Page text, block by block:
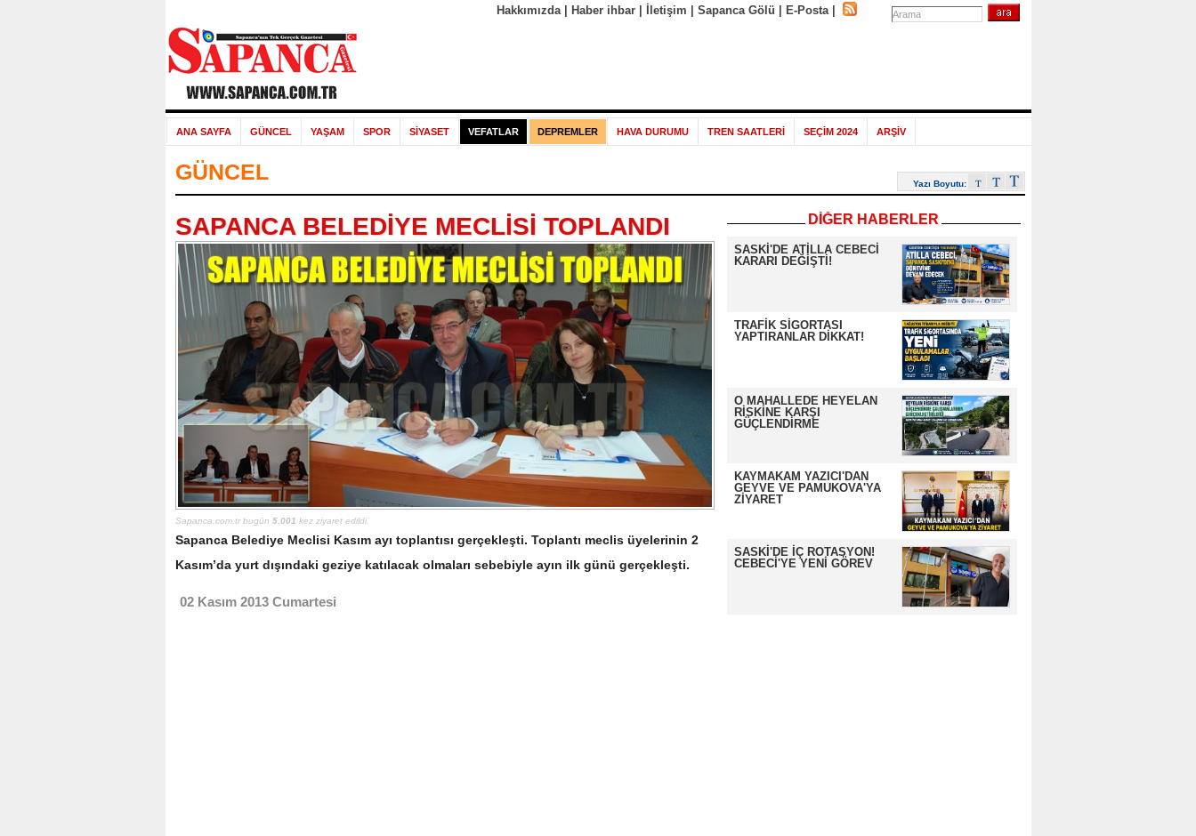
Hakkımızda| Haber ihbar| İletişim Sapanca Gölü E-Posta|
ANA SAYFA GÜNCEL YAŞAM SPOR SİYASET VEFATLAR DEPREMLER HAVA DURUMU TREN SAATLERİ SEÇİM 2024 ARŞİV
GÜNCEL Yazı Boyutu:
DİĞER HABERLER
SASKİ'DE ATİLLA CEBECİ
KARARI DEĞİŞTİ!
TRAFİK SİGORTASI
YAPTIRANLAR DİKKAT!
O MAHALLEDE HEYELAN
RİSKİNE KARŞI
GÜÇLENDİRME
KAYMAKAM YAZICI'DAN
GEYVE VE PAMUKOVA'YA
ZİYARET
SASKİ'DE İÇ ROTASYON!
CEBECİ'YE YENİ GÖREV
SAPANCA BELEDİYE MECLİSİ TOPLANDI
Sapanca.com.tr bugün 5.001 kez ziyaret edildi.
Sapanca Belediye Meclisi Kasım ayı toplantısı gerçekleşti. Toplantı meclis üyelerinin 2
Kasım’da yurt dışındaki geziye katılacak olmaları sebebiyle ayın ilk günü gerçekleşti.
02 Kasım 2013 Cumartesi